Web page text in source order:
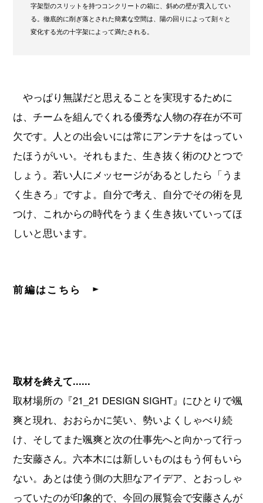
字架型のスリットを持つコンクリートの箱に、斜めの壁が貫入してい
る。徹底的に削ぎ落とされた簡素な空間は、陽の回りによって刻々と
変化する光の十字架によって満たされる。
やっぱり無謀だと思えることを実現するために
は、チームを組んでくれる優秀な人物の存在が不可
欠です。人との出会いには常にアンテナをはってい
たほうがいい。それもまた、生き抜く術のひとつで
しょう。若い人にメッセージがあるとしたら「うま
く生きろ」ですよ。自分で考え、自分でその術を見
つけ、これからの時代をうまく生き抜いていってほ
しいと思います。
前編はこちら
取材を終えて......
取材場所の『21_21 DESIGN SIGHT』にひとりで颯
爽と現れ、おおらかに笑い、勢いよくしゃべり続
け、そしてまた颯爽と次の仕事先へと向かって行っ
た安藤さん。六本木には新しいものはもう何もいら
ない。あとは使う側の大胆なアイデア、とおっしゃ
っていたのが印象的で、今回の展覧会で安藤さんが